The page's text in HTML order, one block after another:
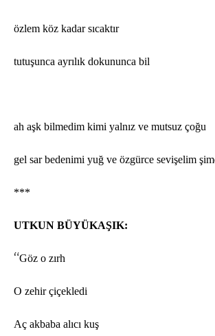
özlem köz kadar sıcaktır
tutuşunca ayrılık dokununca bil
ah aşk bilmedim kimi yalnız ve mutsuz çoğu
gel sar bedenimi yuğ ve özgürce sevişelim
***
UTKUN BÜYÜKAŞIK:
“Göz o zırh
O zehir çiçekledi
Aç akbaba alıcı kuş